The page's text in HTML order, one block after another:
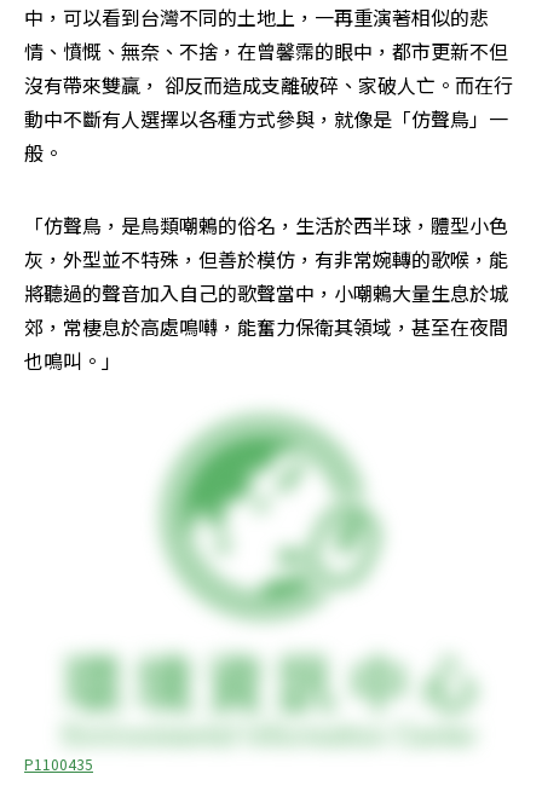
中，可以看到台灣不同的土地上，一再重演著相似的悲
情、憤慨、無奈、不捨，在曾馨霈的眼中，都市更新不但
沒有帶來雙贏， 卻反而造成支離破碎、家破人亡。而在行
動中不斷有人選擇以各種方式參與，就像是「仿聲鳥」一
般。
「仿聲鳥，是鳥類嘲鶇的俗名，生活於西半球，體型小色
灰，外型並不特殊，但善於模仿，有非常婉轉的歌喉，能
將聽過的聲音加入自己的歌聲當中，小嘲鶇大量生息於城
郊，常棲息於高處鳴囀，能奮力保衛其領域，甚至在夜間
也鳴叫。」
P1100435